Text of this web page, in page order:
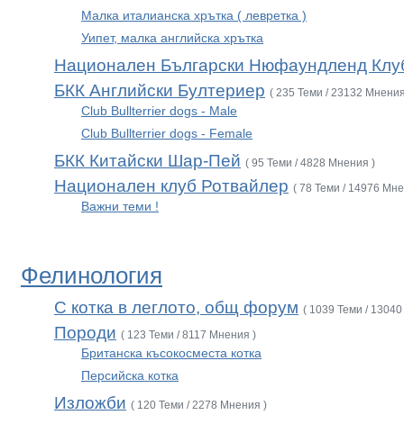
Малка италианска хрътка ( левретка )
Уипет, малка английска хрътка
Национален Български Нюфаундленд
БКК Английски Бултериер ( 235 Теми / 23132
Club Bullterrier dogs - Male
Club Bullterrier dogs - Female
БКК Китайски Шар-Пей ( 95 Теми / 4828 Мнения )
Национален клуб Ротвайлер ( 78 Теми / 14976
Важни теми !
Фелинология
С котка в леглото, общ форум ( 1039 Теми /
Породи ( 123 Теми / 8117 Мнения )
Британска късокосместа котка
Персийска котка
Изложби ( 120 Теми / 2278 Мнения )